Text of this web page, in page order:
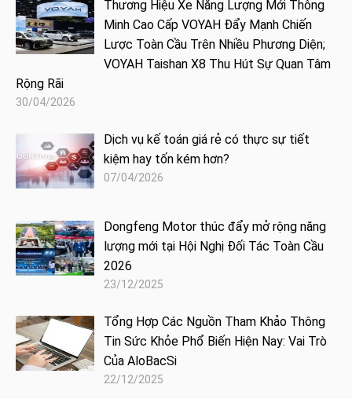
Thương Hiệu Xe Năng Lượng Mới Thông
Minh Cao Cấp VOYAH Đẩy Mạnh Chiến
Lược Toàn Cầu Trên Nhiều Phương Diện;
VOYAH Taishan X8 Thu Hút Sự Quan Tâm
Rộng Rãi
30/04/2026
Dịch vụ kế toán giá rẻ có thực sự tiết
kiệm hay tốn kém hơn?
07/04/2026
Dongfeng Motor thúc đẩy mở rộng năng
lượng mới tại Hội Nghị Đối Tác Toàn Cầu
2026
23/12/2025
Tổng Hợp Các Nguồn Tham Khảo Thông
Tin Sức Khỏe Phổ Biến Hiện Nay: Vai Trò
Của AloBacSi
22/12/2025